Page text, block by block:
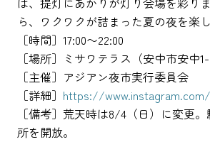
ら、ワクワクが詰まった夏の夜を楽
［時間］17:00〜22:00
［場所］ミサワテラス（安中市安中1-
［主催］アジアン夜市実行委員会
［詳細］ https://
［備考］荒天時は8/4（日）に変更
所を開放。